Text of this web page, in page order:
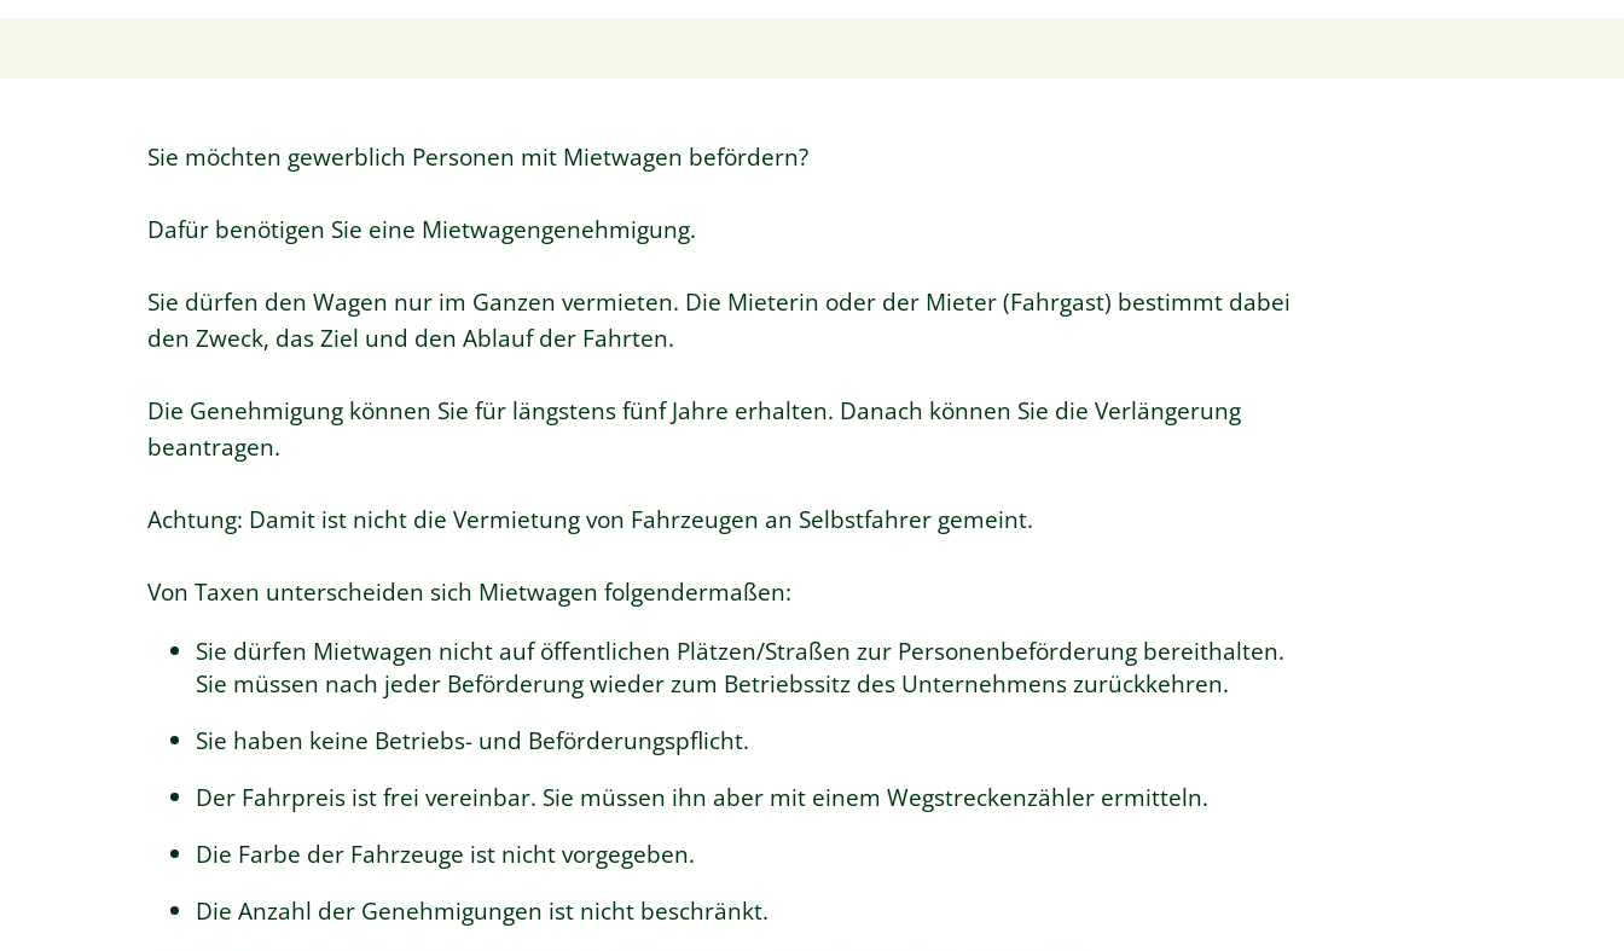
Sie möchten gewerblich Personen mit Mietwagen befördern?
Dafür benötigen Sie eine Mietwagengenehmigung.
Sie dürfen den Wagen nur im Ganzen vermieten. Die Mieterin oder der Mieter (Fahrgast) bestimmt dabei
den Zweck, das Ziel und den Ablauf der Fahrten.
Die Genehmigung können Sie für längstens fünf Jahre erhalten. Danach können Sie die Verlängerung
beantragen.
Achtung: Damit ist nicht die Vermietung von Fahrzeugen an Selbstfahrer gemeint.
Von Taxen unterscheiden sich Mietwagen folgendermaßen:
Sie dürfen Mietwagen nicht auf öffentlichen Plätzen/Straßen zur Personenbeförderung bereithalten.
Sie müssen nach jeder Beförderung wieder zum Betriebssitz des Unternehmens zurückkehren.
Sie haben keine Betriebs- und Beförderungspflicht.
Der Fahrpreis ist frei vereinbar. Sie müssen ihn aber mit einem Wegstreckenzähler ermitteln.
Die Farbe der Fahrzeuge ist nicht vorgegeben.
Die Anzahl der Genehmigungen ist nicht beschränkt.